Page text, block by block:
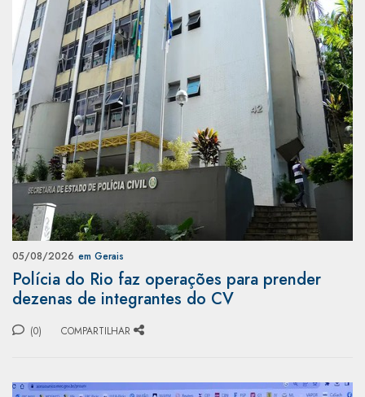
05/08/2026 em Gerais
Polícia do Rio faz operações para prender
dezenas de integrantes do CV
(0) COMPARTILHAR